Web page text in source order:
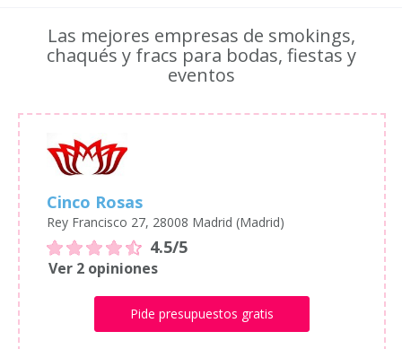
Las mejores empresas de smokings,
chaqués y fracs para bodas, fiestas y
eventos
Cinco Rosas
Rey Francisco 27, 28008 Madrid (Madrid)
4.5/5
Ver 2 opiniones
Pide presupuestos gratis